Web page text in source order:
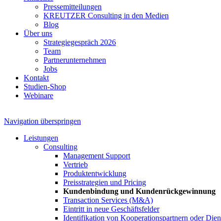
Pressemitteilungen
KREUTZER Consulting in den Medien
Blog
Über uns
Strategiegespräch 2026
Team
Partnerunternehmen
Jobs
Kontakt
Studien-Shop
Webinare
Navigation überspringen
Leistungen
Consulting
Management Support
Vertrieb
Produktentwicklung
Preisstrategien und Pricing
Kundenbindung und Kundenrückgewinnung
Transaction Services (M&A)
Eintritt in neue Geschäftsfelder
Identifikation von Kooperationspartnern oder